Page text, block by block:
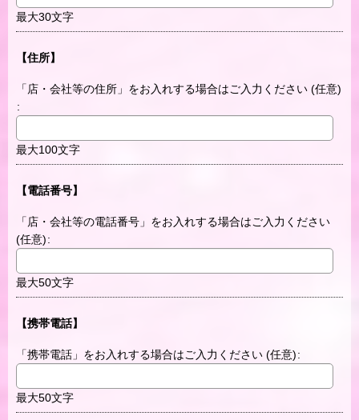
最大30文字
【住所】
「店・会社等の住所」をお入れする場合はご入力ください (任意)
:
最大100文字
【電話番号】
「店・会社等の電話番号」をお入れする場合はご入力ください
(任意):
最大50文字
【携帯電話】
「携帯電話」をお入れする場合はご入力ください (任意):
最大50文字